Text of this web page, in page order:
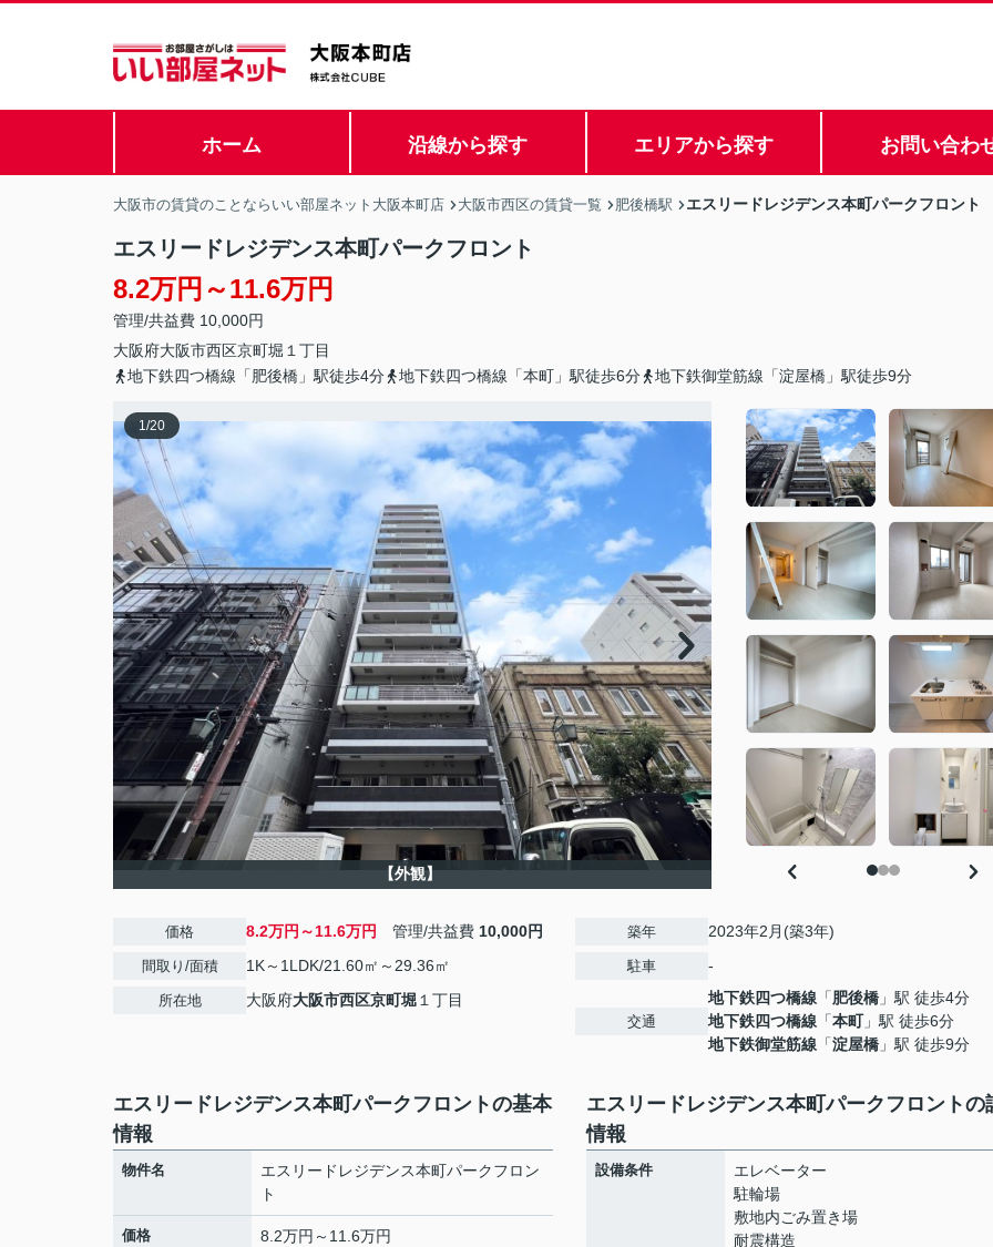
ホーム 沿線から探す エリアから探す お問い合わ
大阪市の賃貸のことならいい部屋ネット大阪本町店 大阪市西区の賃貸一覧 肥後橋駅 エスリードレジデンス本町パークフロント
エスリードレジデンス本町パークフロント
8.2万円～11.6万円
管理/共益費 10,000円
大阪府大阪市西区京町堀 １丁目
地下鉄四つ橋線「肥後橋」駅徒歩4分
地下鉄四つ橋線「本町」駅徒歩6分 地下鉄御堂筋線「淀屋橋」駅徒歩9分
1/20
【外観】
価格 8.2万円～11.6万円 管理/共益費 10,000円
間取り/面積 1K～1LDK/21.60㎡～29.36㎡
所在地 大阪府大阪市西区京町堀 １丁目
築年 2023年2月(築3年)
駐車 -
交通
地下鉄四つ橋線 「肥後橋 」駅 徒歩4分
地下鉄四つ橋線 「本町」駅 徒歩6分
地下鉄御堂筋線 「淀屋橋 」駅 徒歩9分
エスリードレジデンス本町パークフロントの基本
情報
物件名
エスリードレジデンス本町パークフロン
ト
価格 8.2万円～11.6万円
エスリードレジデンス本町パークフロントの
情報
設備条件
エレベーター
駐輪場
敷地内ごみ置き場
耐震構造